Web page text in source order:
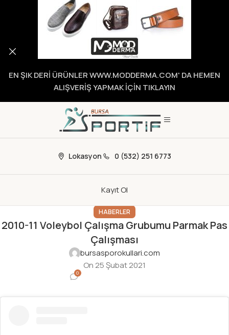
Lokasyon 0 (532) 251 6773
Kayıt Ol
HABERLER
2010-11 Voleybol Çalışma Grubumu Parmak Pas
Çalışması
bursasporokullari.com
On 25 Şubat 2021
0
EN ŞIK DERİ ÜRÜNLER WWW.MODDERMA.COM' DA HEMEN
ALIŞVERİŞ YAPMAK İÇİN TIKLAYIN